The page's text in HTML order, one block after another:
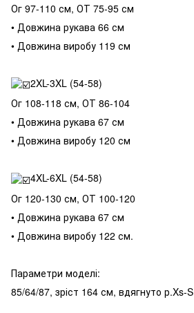
Ог 97-110 см, ОТ 75-95 см
• Довжина рукава 66 см
• Довжина виробу 119 см
2XL-3XL (54-58)
Ог 108-118 см, ОТ 86-104
• Довжина рукава 67 см
• Довжина виробу 120 см
4XL-6XL (54-58)
Ог 120-130 см, ОТ 100-120
• Довжина рукава 67 см
• Довжина виробу 122 см.
Параметри моделі:
85/64/87, зріст 164 см, вдягнуто р.Xs-S